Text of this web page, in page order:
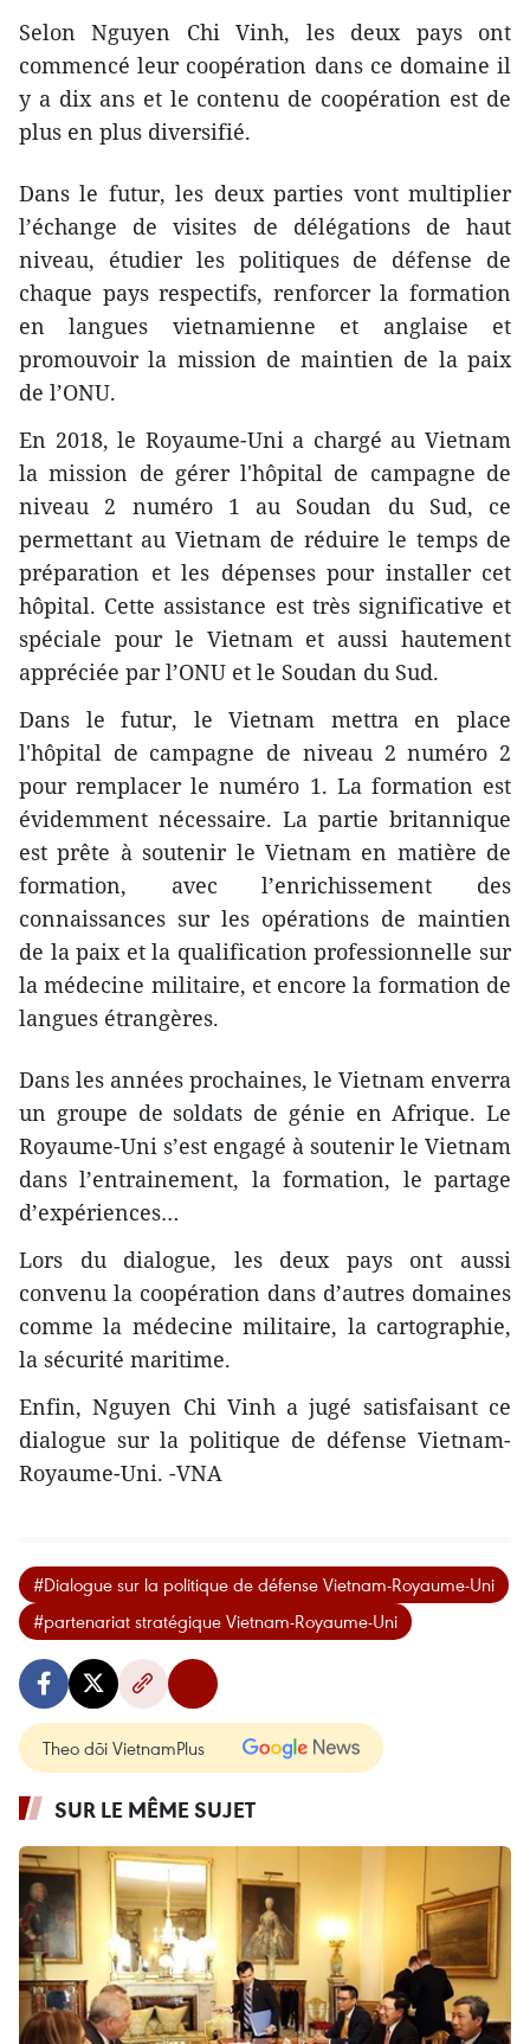
Selon Nguyen Chi Vinh, les deux pays ont
commencé leur coopération dans ce domaine il
y a dix ans et le contenu de coopération est de
plus en plus diversifié.
Dans le futur, les deux parties vont multiplier
l’échange de visites de délégations de haut
niveau, étudier les politiques de défense de
chaque pays respectifs, renforcer la formation
en langues vietnamienne et anglaise et
promouvoir la mission de maintien de la paix
de l’ONU.
En 2018, le Royaume-Uni a chargé au Vietnam
la mission de gérer l'hôpital de campagne de
niveau 2 numéro 1 au Soudan du Sud, ce
permettant au Vietnam de réduire le temps de
préparation et les dépenses pour installer cet
hôpital. Cette assistance est très significative et
spéciale pour le Vietnam et aussi hautement
appréciée par l’ONU et le Soudan du Sud.
Dans le futur, le Vietnam mettra en place
l'hôpital de campagne de niveau 2 numéro 2
pour remplacer le numéro 1. La formation est
évidemment nécessaire. La partie britannique
est prête à soutenir le Vietnam en matière de
formation, avec l’enrichissement des
connaissances sur les opérations de maintien
de la paix et la qualification professionnelle sur
la médecine militaire, et encore la formation de
langues étrangères.
Dans les années prochaines, le Vietnam enverra
un groupe de soldats de génie en Afrique. Le
Royaume-Uni s’est engagé à soutenir le Vietnam
dans l’entrainement, la formation, le partage
d’expériences…
Lors du dialogue, les deux pays ont aussi
convenu la coopération dans d’autres domaines
comme la médecine militaire, la cartographie,
la sécurité maritime.
Enfin, Nguyen Chi Vinh a jugé satisfaisant ce
dialogue sur la politique de défense Vietnam-
Royaume-Uni. -VNA
#Dialogue sur la politique de défense Vietnam-Royaume-Uni
#partenariat stratégique Vietnam-Royaume-Uni
Theo dõi VietnamPlus
SUR LE MÊME SUJET